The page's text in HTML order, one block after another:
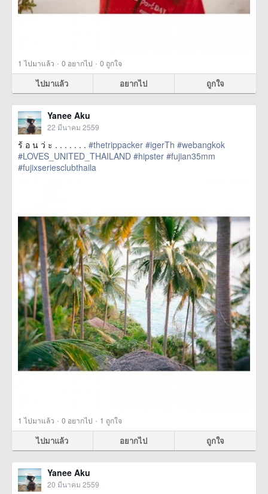
1 ไปมาแล้ว · 0 อยากไป · 0 ถูกใจ
ไปมาแล้ว อยากไป ถูกใจ
Yanee Aku
22 มีนาคม 2559
ร้ อ น ว่ ะ . . . . . . . #thetrippacker #igerTh #webangkok
#LOVES_UNITED_THAILAND #hipster #fujian35mm
#fujixseriesclubthaila
1 ไปมาแล้ว · 0 อยากไป · 1 ถูกใจ
ไปมาแล้ว อยากไป ถูกใจ
Yanee Aku
20 มีนาคม 2559